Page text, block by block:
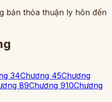
bản thỏa thuận ly hôn đến
34Chương 45Chương
89Chương 910Chương